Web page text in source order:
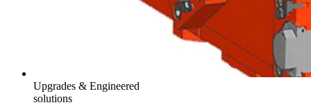
Upgrades & Engineered
solutions